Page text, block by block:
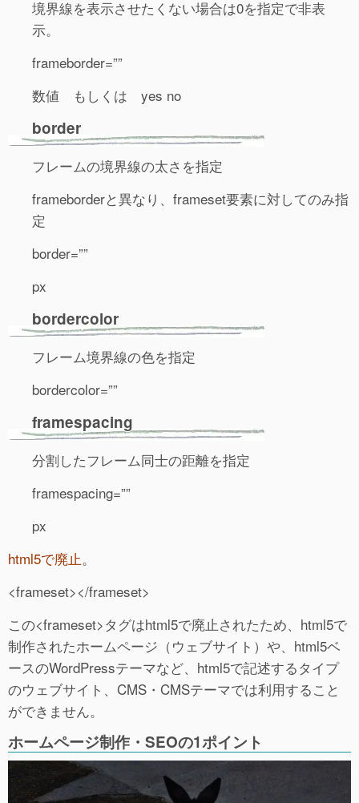
境界線を表示させたくない場合は0を指定で非表
示。
frameborder=””
数値 もしくは yes no
border
フレームの境界線の太さを指定
frameborderと異なり、frameset要素に対してのみ指
定
border=””
px
bordercolor
フレーム境界線の色を指定
bordercolor=””
framespacing
分割したフレーム同士の距離を指定
framespacing=””
px
html5で廃止。
<frameset></frameset>
この<frameset>タグはhtml5で廃止されたため、html5で
制作されたホームページ（ウェブサイト）や、html5ベ
ースのWordPressテーマなど、html5で記述するタイプ
のウェブサイト、CMS・CMSテーマでは利用すること
ができません。
ホームページ制作・SEOの1ポイント